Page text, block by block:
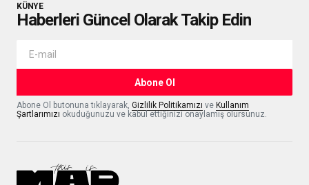
KÜNYE
Haberleri Güncel Olarak Takip Edin
Abone Ol
Abone Ol butonuna tıklayarak, Gizlilik Politikamızı ve Kullanım
Şartlarımızı okuduğunuzu ve kabul ettiğinizi onaylamış olursunuz.